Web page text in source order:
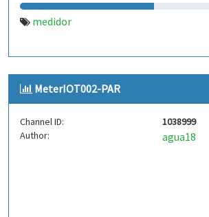
medidor
MeterIOT002-PAR
Channel ID:
1038999
Author:
agua18